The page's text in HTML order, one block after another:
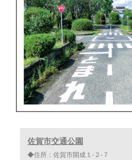
佐賀市交通公園
◆住所：佐賀市開成１-２-７